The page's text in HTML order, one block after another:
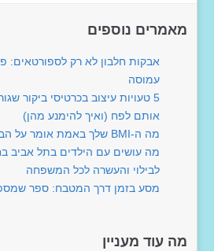
מאמרים נוספים
אבקות חלבון לא רק לספורטאים:
עמוסה
5 טעויות עיצוב בכרטיסי ביקור
אותם לפח (ואיך להימנע מהן)
מה ה-BMI שלך באמת אומר על הבריאות שלך?
מה עושים עם הילדים בתל אביב
לבילוי והעשרה לכל המשפחה
מסע בזמן דרך המטבח: ספר
מה עוד מעניין